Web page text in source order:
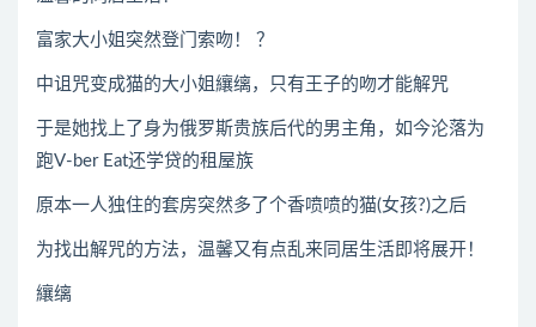
富家大小姐突然登门索吻！ ？
中诅咒变成猫的大小姐纕缡，只有王子的吻才能解咒
于是她找上了身为俄罗斯贵族后代的男主角，如今沦落为
跑V-ber Eat还学贷的租屋族
原本一人独住的套房突然多了个香喷喷的猫(女孩?)之后
为找出解咒的方法，温馨又有点乱来同居生活即将展开！
纕缡